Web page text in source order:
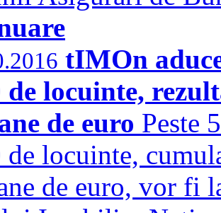
tIMOn
de locuinte,
de euro Peste
de locuinte,
de euro, vor fi